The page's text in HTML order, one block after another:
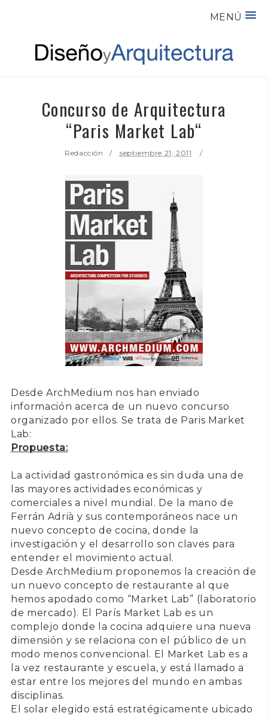
MENÚ
Concurso de Arquitectura
“Paris Market Lab“
Redacción septiembre 21, 2011
Desde Arc hMedium nos han enviado
información acerca de un nuevo concurso
organizado por ellos. Se trata de Paris Market
Lab:
Propuesta:
La actividad gastronómica es sin duda una de
las mayores actividades económicas y
comerciales a nivel mundial. De la mano de
Ferrán Adrià y sus contemporáneos nace un
nuevo concepto de cocina, donde la
investigación y el desarrollo son claves para
entender el movimiento actual.
Desde ArchMedium proponemos la creación de
un nuevo concepto de restaurante al que
hemos apodado como “Market Lab” (laboratorio
de mercado). El París Market Lab es un
complejo donde la cocina adquiere una nueva
dimensión y se relaciona con el público de un
modo menos convencional. El Market Lab es a
la vez restaurante y escuela, y está llamado a
estar entre los mejores del mundo en ambas
disciplinas.
El solar elegido está estratégicamente ubicado